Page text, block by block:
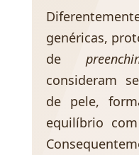
genéricas,
de
consideram
de pele,
equilíbrio